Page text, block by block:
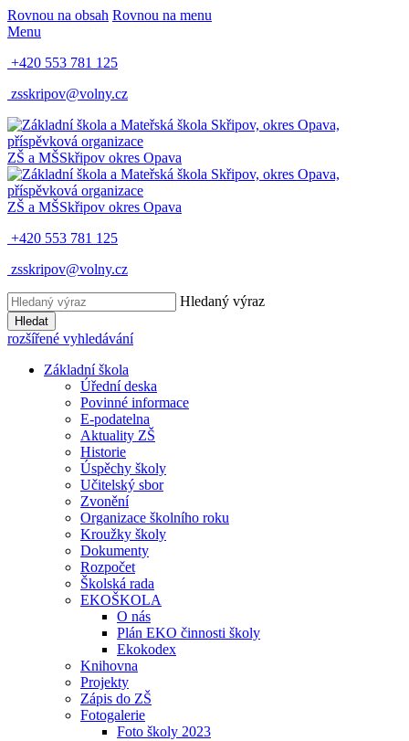
Rovnou na obsah Rovnou na menu
Menu
+420 553 781 125
zsskripov@volny.cz
ZŠ a MŠSkřipov okres Opava
ZŠ a MŠSkřipov okres Opava
+420 553 781 125
zsskripov@volny.cz
Hledaný výraz
Hledat
rozšířené vyhledávání
Základní škola
Úřední deska
Povinné informace
E-podatelna
Aktuality ZŠ
Historie
Úspěchy školy
Učitelský sbor
Zvonění
Organizace školního roku
Kroužky školy
Dokumenty
Rozpočet
Školská rada
EKOŠKOLA
O nás
Plán EKO činnosti školy
Ekokodex
Knihovna
Projekty
Zápis do ZŠ
Fotogalerie
Foto školy 2023